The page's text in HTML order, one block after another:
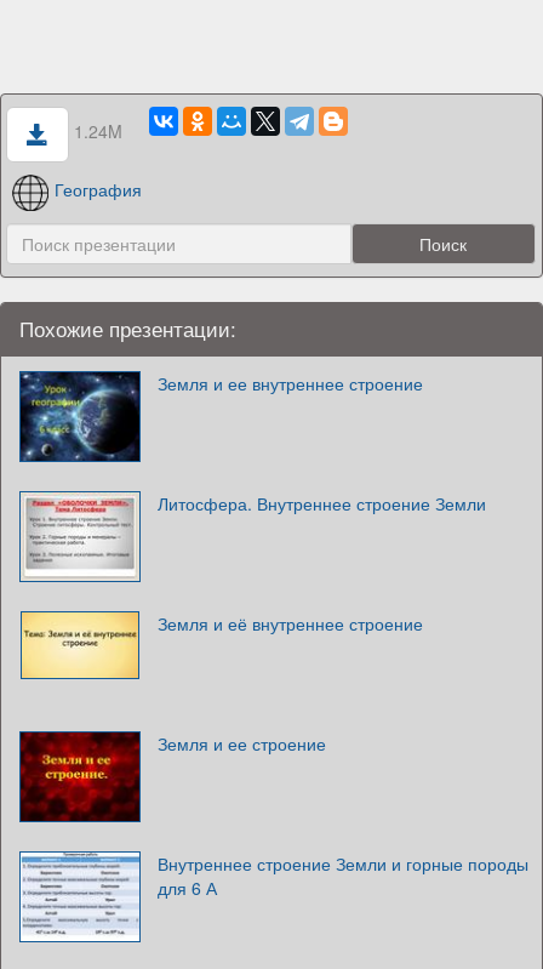
1.24M
География
Похожие презентации:
Земля и ее внутреннее строение
Литосфера. Внутреннее строение Земли
Земля и её внутреннее строение
Земля и ее строение
Внутреннее строение Земли и горные породы
для 6 А